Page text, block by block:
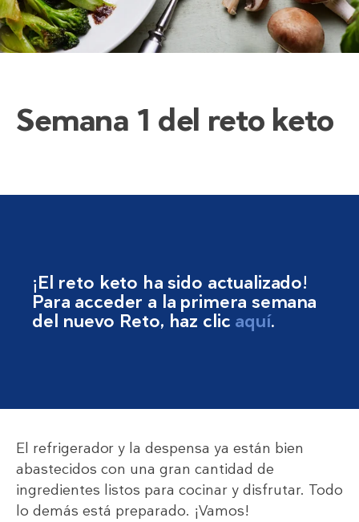
Semana 1 del reto keto
¡El reto keto ha sido actualizado!
Para acceder a la primera semana
del nuevo Reto, haz clic aquí.
El refrigerador y la despensa ya están bien
abastecidos con una gran cantidad de
ingredientes listos para cocinar y disfrutar. Todo
lo demás está preparado. ¡Vamos!